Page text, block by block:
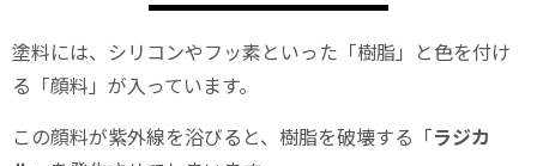
塗料には、シリコンやフッ素といった「樹脂」と色を付け
る「顔料」が入っています。
この顔料が紫外線を浴びると、樹脂を破壊する「ラジカ